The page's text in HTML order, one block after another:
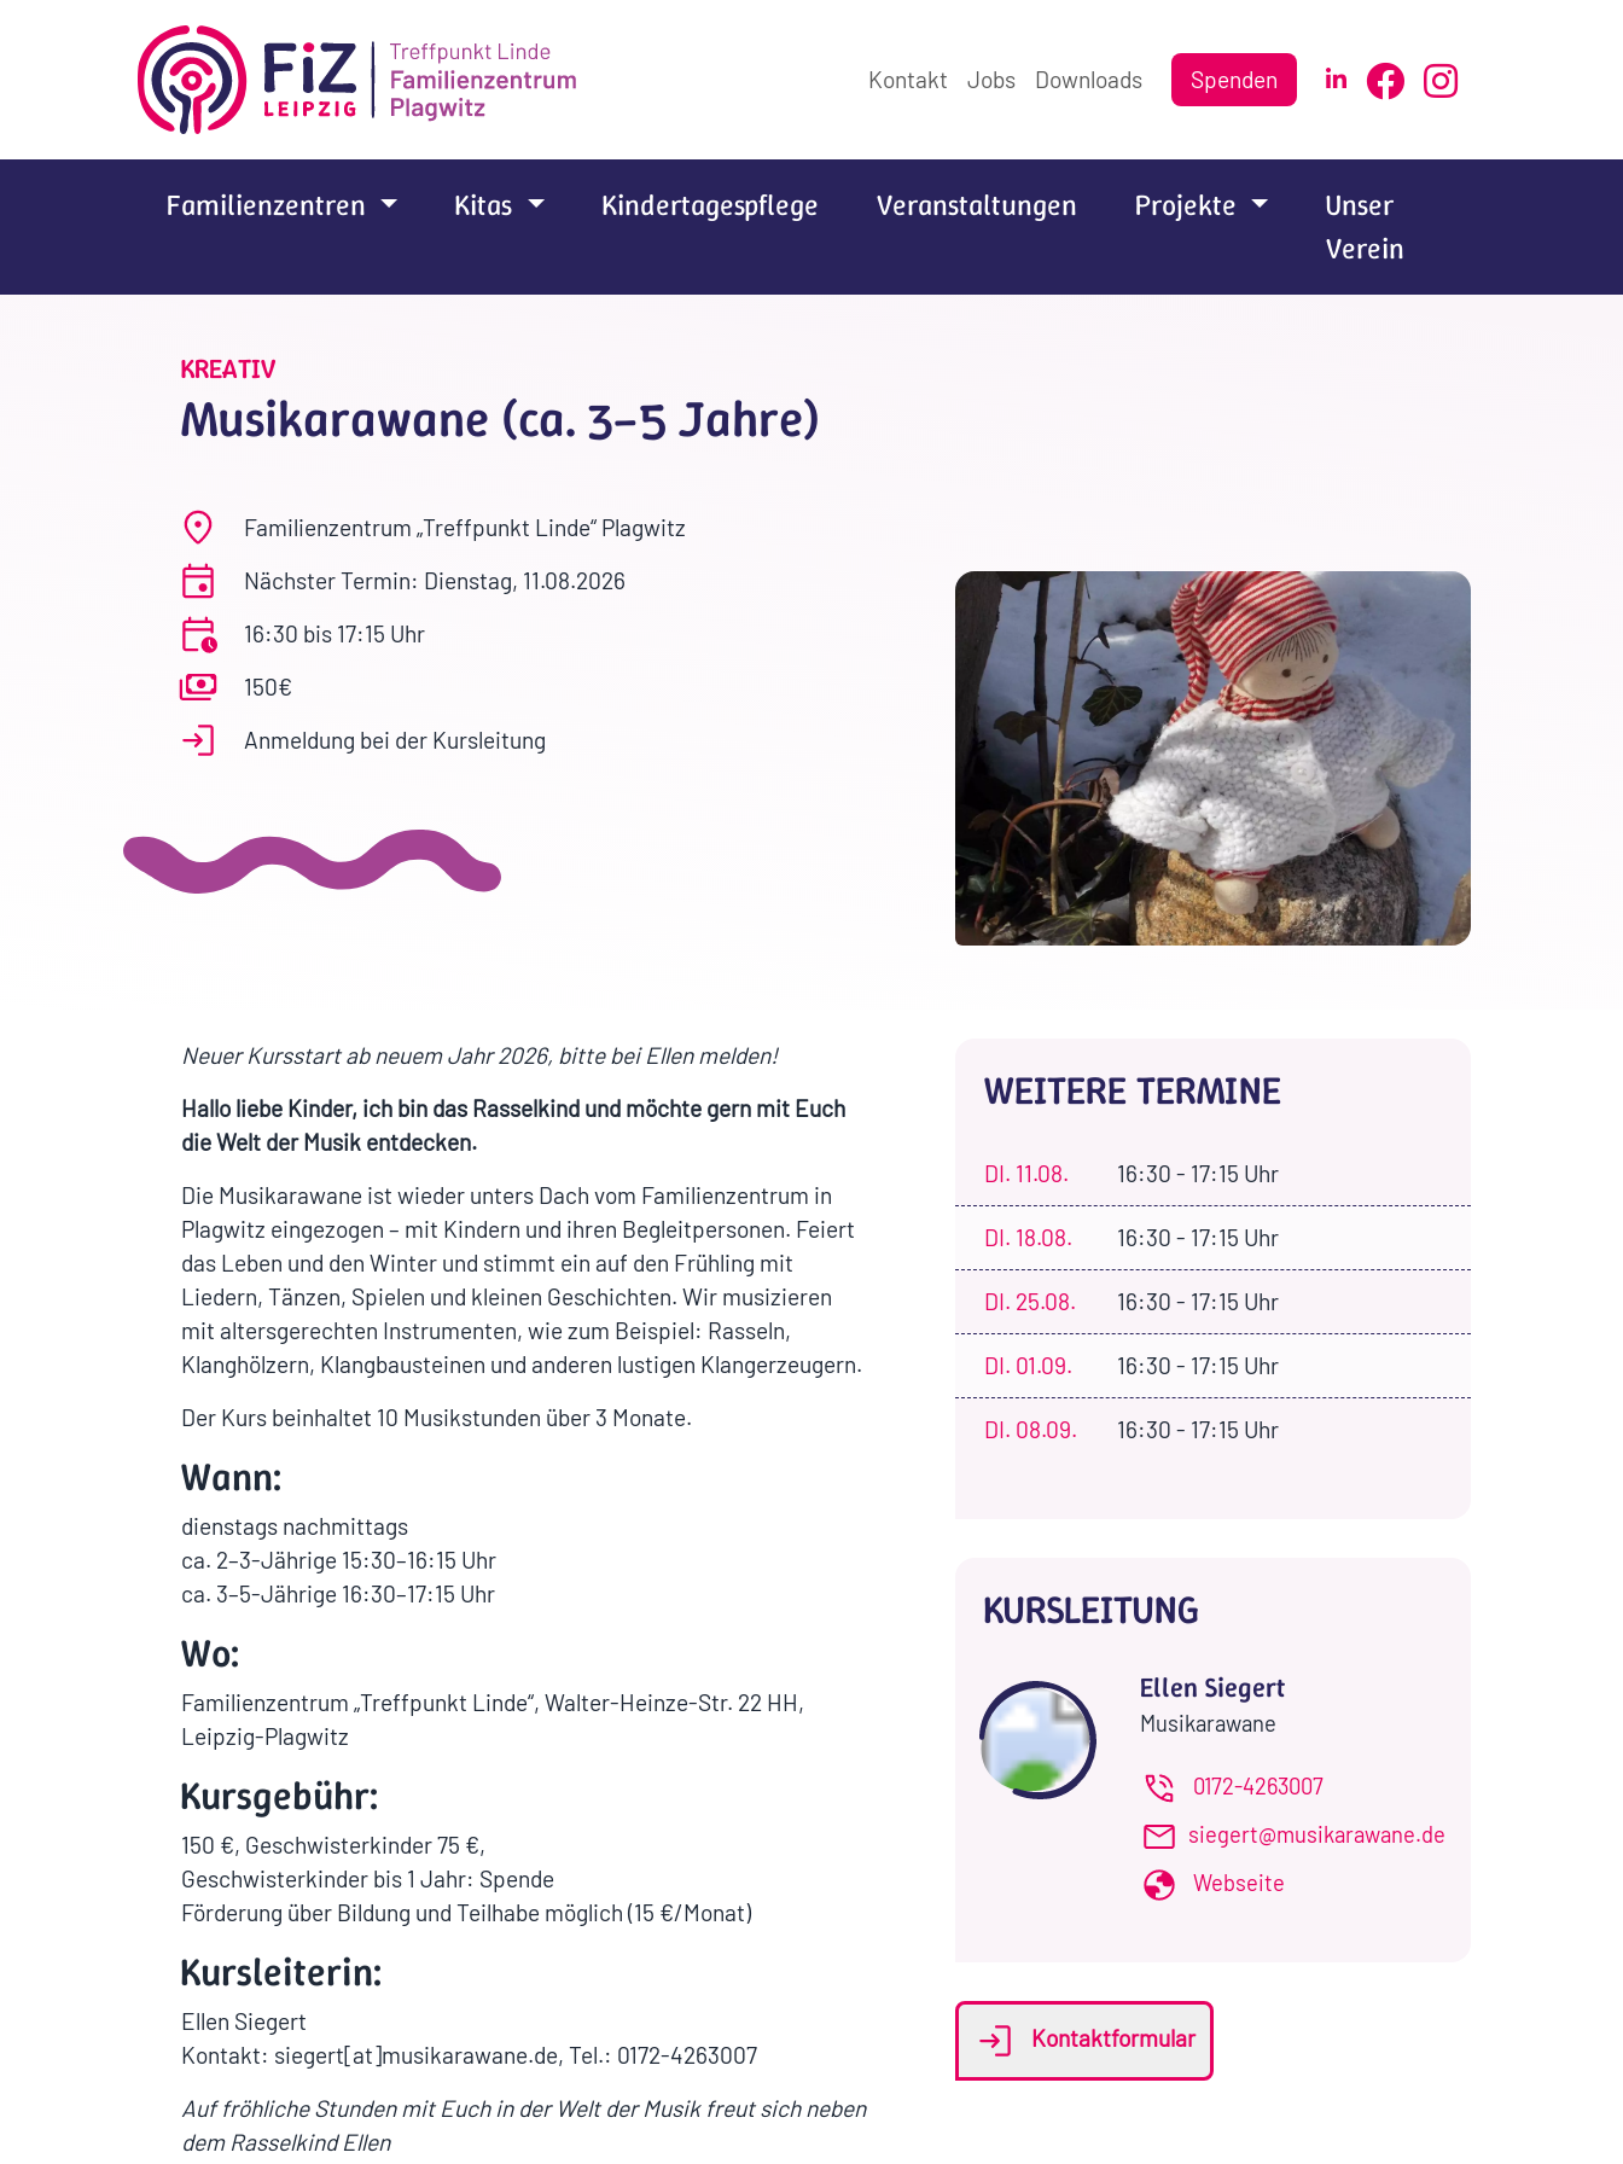
Kontakt Jobs Downloads Spenden
Familienzentren Kitas Kindertagespflege Veranstaltungen Projekte
Unser
Verein
KREATIV
Musikarawane (ca. 3–5 Jahre)
Familienzentrum „Treffpunkt Linde“ Plagwitz
Nächster Termin: Dienstag, 11.08.2026
16:30 bis 17:15 Uhr
150€
Anmeldung bei der Kursleitung
Neuer Kursstart ab neuem Jahr 2026, bitte bei Ellen melden!
Hallo liebe Kinder, ich bin das Rasselkind und möchte gern mit Euch
die Welt der Musik entdecken.
Die Musikarawane ist wieder unters Dach vom Familienzentrum in
Plagwitz eingezogen – mit Kindern und ihren Begleitpersonen. Feiert
das Leben und den Winter und stimmt ein auf den Frühling mit
Liedern, Tänzen, Spielen und kleinen Geschichten. Wir musizieren
mit altersgerechten Instrumenten, wie zum Beispiel: Rasseln,
Klanghölzern, Klangbausteinen und anderen lustigen Klangerzeugern.
Der Kurs beinhaltet 10 Musikstunden über 3 Monate.
Wann:
dienstags nachmittags
ca. 2–3-Jährige 15:30–16:15 Uhr
ca. 3–5-Jährige 16:30–17:15 Uhr
Wo:
Familienzentrum „Treffpunkt Linde“, Walter-Heinze-Str. 22 HH,
Leipzig-Plagwitz
Kursgebühr:
150 €, Geschwisterkinder 75 €,
Geschwisterkinder bis 1 Jahr: Spende
Förderung über Bildung und Teilhabe möglich (15 €/Monat)
Kursleiterin:
Ellen Siegert
Kontakt: siegert[at]musikarawane.de, Tel.: 0172-4263007
Auf fröhliche Stunden mit Euch in der Welt der Musik freut sich neben
dem Rasselkind Ellen
WEITERE TERMINE
DI. 11.08. 16:30 - 17:15 Uhr
DI. 18.08. 16:30 - 17:15 Uhr
DI. 25.08. 16:30 - 17:15 Uhr
DI. 01.09. 16:30 - 17:15 Uhr
DI. 08.09. 16:30 - 17:15 Uhr
KURSLEITUNG
Ellen Siegert
Musikarawane
0172-4263007
siegert@musikarawane.de
Webseite
Kontaktformular